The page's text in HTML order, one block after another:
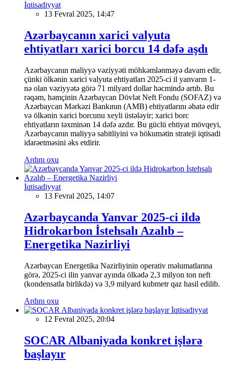
İqtisadiyyat
13 Fevral 2025, 14:47
Azərbaycanın xarici valyuta
ehtiyatları xarici borcu 14 dəfə aşdı
Azərbaycanın maliyyə vəziyyəti möhkəmlənməyə davam edir,
çünki ölkənin xarici valyuta ehtiyatları 2025-ci il yanvarın 1-
nə olan vəziyyətə görə 71 milyard dollar həcmində artıb. Bu
rəqəm, həmçinin Azərbaycan Dövlət Neft Fondu (SOFAZ) və
Azərbaycan Mərkəzi Bankının (AMB) ehtiyatlarını əhatə edir
və ölkənin xarici borcunu xeyli üstələyir; xarici borc
ehtiyatların təxminən 14 dəfə azdır. Bu güclü ehtiyat mövqeyi,
Azərbaycanın maliyyə sabitliyini və hökumətin strateji iqtisadi
idarəetməsini əks etdirir.
Ardını oxu
İqtisadiyyat
13 Fevral 2025, 14:07
Azərbaycanda Yanvar 2025-ci ildə
Hidrokarbon İstehsalı Azalıb –
Energetika Nazirliyi
Azərbaycan Energetika Nazirliyinin operativ məlumatlarına
görə, 2025-ci ilin yanvar ayında ölkədə 2,3 milyon ton neft
(kondensatla birlikdə) və 3,9 milyard kubmetr qaz hasil edilib.
Ardını oxu
İqtisadiyyat
12 Fevral 2025, 20:04
SOCAR Albaniyada konkret işlərə
başlayır